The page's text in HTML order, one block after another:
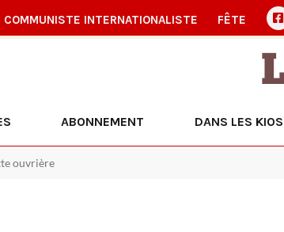
COMMUNISTE INTERNATIONALISTE FÊTE
ABONNEMENT DANS LES
ouvrière